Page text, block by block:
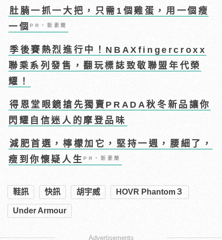
肚腩一抓一大把，只需1個雞蛋，用一個瘦
一個PR・新素簡
季後賽熱烈進行中！NBAXfingercroxx
聯乘系列發售，翻玩標誌致敬聯盟年代榮
耀！
得恩堂眼鏡搶先獨賣PRADA秋冬新品讓你
閃耀自信迷人的摩登品味
減肥首選，檸檬加它，堅持一週，腰細了，
瘦到你懷疑人生PR・新素簡
鞋訊 快訊 胡宇威 HOVR Phantom３
Under Armour
Advertisements